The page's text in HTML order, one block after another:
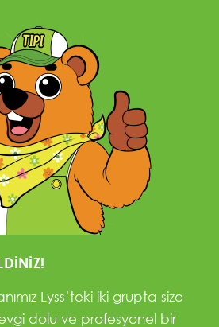
Lyss’teki iki grupta size
dolu ve profesyonel bir